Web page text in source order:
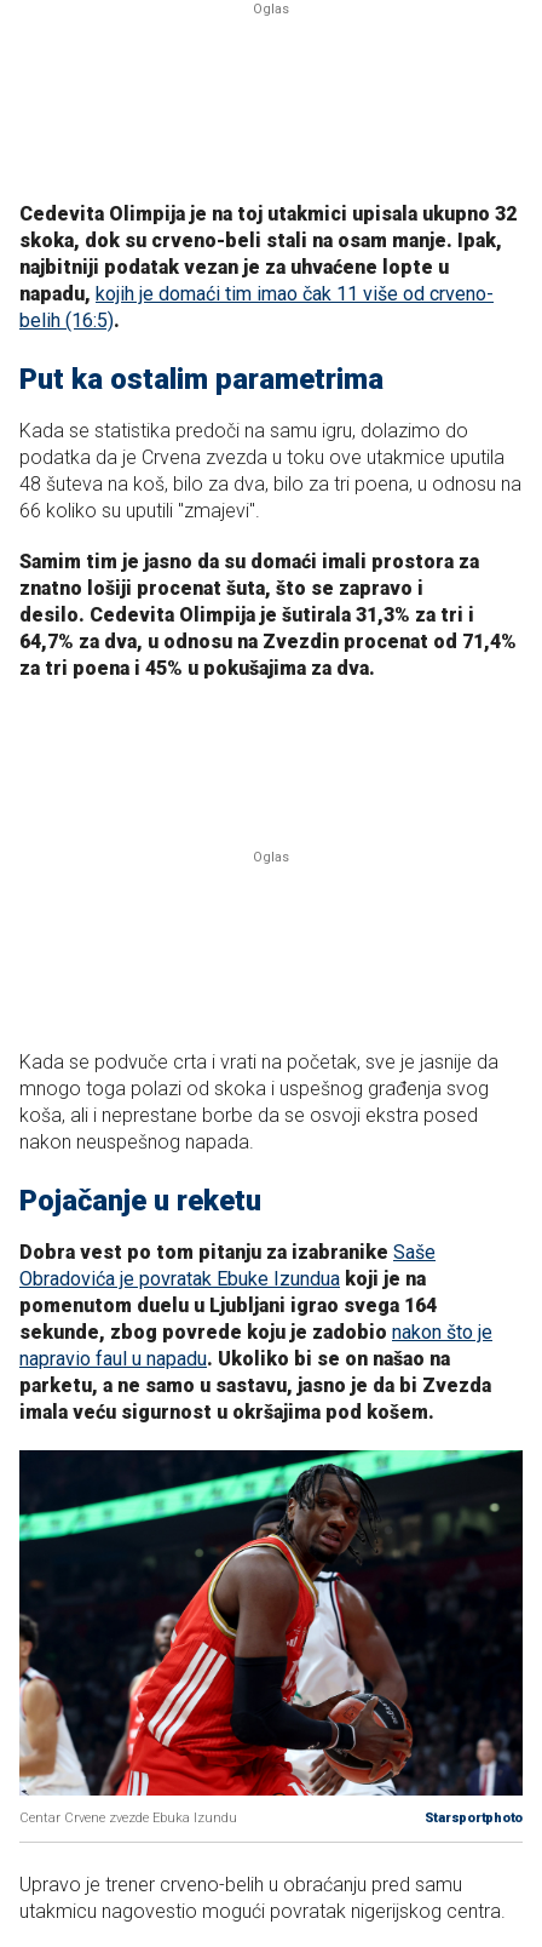
Cedevita Olimpija je na toj utakmici upisala ukupno 32
skoka, dok su crveno-beli stali na osam manje. Ipak,
najbitniji podatak vezan je za uhvaćene lopte u
napadu, kojih je domaći tim imao čak 11 više od crveno-
belih (16:5).
Put ka ostalim parametrima
Kada se statistika predoči na samu igru, dolazimo do
podatka da je Crvena zvezda u toku ove utakmice uputila
48 šuteva na koš, bilo za dva, bilo za tri poena, u odnosu na
66 koliko su uputili "zmajevi".
Samim tim je jasno da su domaći imali prostora za
znatno lošiji procenat šuta, što se zapravo i
desilo. Cedevita Olimpija je šutirala 31,3% za tri i
64,7% za dva, u odnosu na Zvezdin procenat od 71,4%
za tri poena i 45% u pokušajima za dva.
Kada se podvuče crta i vrati na početak, sve je jasnije da
mnogo toga polazi od skoka i uspešnog građenja svog
koša, ali i neprestane borbe da se osvoji ekstra posed
nakon neuspešnog napada.
Pojačanje u reketu
Dobra vest po tom pitanju za izabranike Saše
Obradovića je povratak Ebuke Izundua koji je na
pomenutom duelu u Ljubljani igrao svega 164
sekunde, zbog povrede koju je zadobio nakon što je
napravio faul u napadu. Ukoliko bi se on našao na
parketu, a ne samo u sastavu, jasno je da bi Zvezda
imala veću sigurnost u okršajima pod košem.
Centar Crvene zvezde Ebuka Izundu Starsportphoto
Upravo je trener crveno-belih u obraćanju pred samu
utakmicu nagovestio mogući povratak nigerijskog centra.